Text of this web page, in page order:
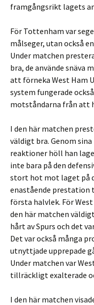
framgångsrikt lagets
För Tottenham var
målseger, utan också
Under matchen
bra, de använde snäva
att förneka West Ham
system fungerade
motståndarna från
I den här matchen
väldigt bra. Genom
reaktioner höll han
inte bara på den
stort hot mot laget på
enastående prestation
första halvlek. För
den här matchen
hårt av Spurs och det
Det var också många
utnyttjade upprepade
Under matchen var
tillräckligt exalterade
I den här matchen